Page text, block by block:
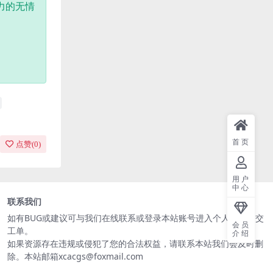
的无情
点赞(0)
联系我们
如有BUG或建议可与我们在线联系或登录本站账号进入个人中心提交
工单。
如果资源存在违规或侵犯了您的合法权益，请联系本站我们会及时删
除。本站邮箱xcacgs@foxmail.com
首页
用户
中心
会员
介绍